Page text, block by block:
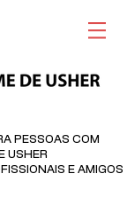
PESSOAS COM
USHER
E AMIGOS